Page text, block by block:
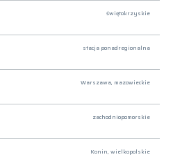
świętokrzyskie
stacja ponadregionalna
Warszawa, mazowieckie
zachodniopomorskie
Konin, wielkopolskie